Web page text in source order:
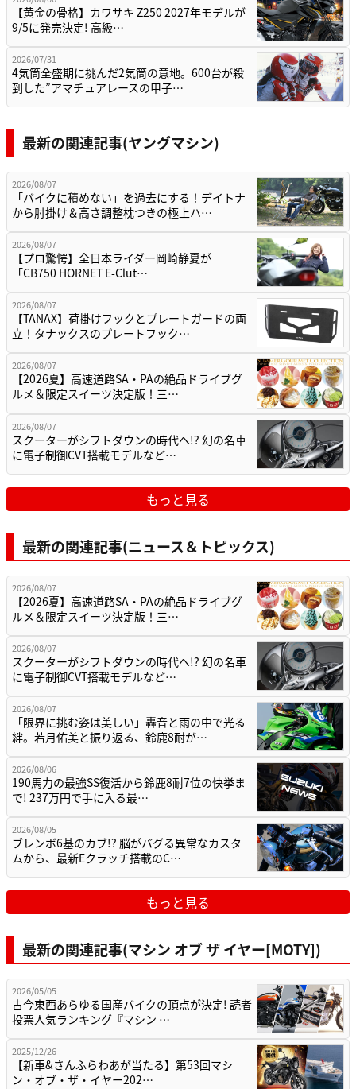
【黄金の骨格】カワサキ Z250 2027年モデルが
9/5に発売決定! 高級…
2026/07/31
4気筒全盛期に挑んだ2気筒の意地。600台が殺
到した”アマチュアレースの甲子…
最新の関連記事(ヤングマシン)
2026/08/07
「バイクに積めない」を過去にする！デイトナ
から肘掛け＆高さ調整枕つきの極上ハ…
2026/08/07
【プロ驚愕】全日本ライダー岡崎静夏が
「CB750 HORNET E-Clut…
2026/08/07
【TANAX】荷掛けフックとプレートガードの両
立！タナックスのプレートフック…
2026/08/07
【2026夏】高速道路SA・PAの絶品ドライブグ
ルメ＆限定スイーツ決定版！三…
2026/08/07
スクーターがシフトダウンの時代へ!? 幻の名車
に電子制御CVT搭載モデルなど…
もっと見る
最新の関連記事(ニュース＆トピックス)
2026/08/07
【2026夏】高速道路SA・PAの絶品ドライブグ
ルメ＆限定スイーツ決定版！三…
2026/08/07
スクーターがシフトダウンの時代へ!? 幻の名車
に電子制御CVT搭載モデルなど…
2026/08/07
「限界に挑む姿は美しい」轟音と雨の中で光る
絆。若月佑美と振り返る、鈴鹿8耐が…
2026/08/06
190馬力の最強SS復活から鈴鹿8耐7位の快挙ま
で! 237万円で手に入る最…
2026/08/05
ブレンボ6基のカブ!? 脳がバグる異常なカスタ
ムから、最新Eクラッチ搭載のC…
もっと見る
最新の関連記事(マシン オブ ザ イヤー[MOTY])
2026/05/05
古今東西あらゆる国産バイクの頂点が決定! 読者
投票人気ランキング『マシン …
2025/12/26
【新車&さんふらわあが当たる】第53回マシ
ン・オブ・ザ・イヤー202…